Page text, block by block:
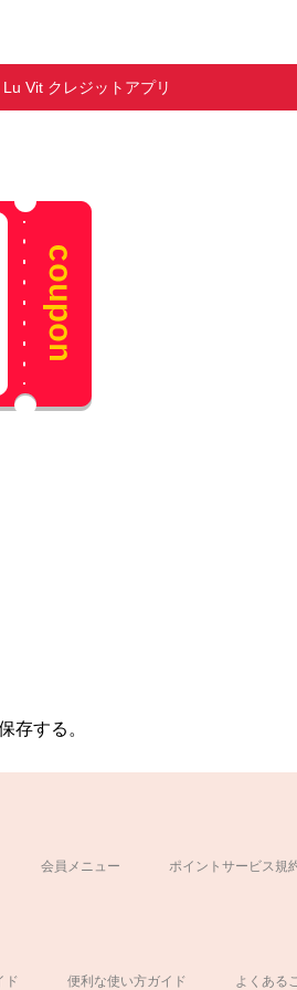
Lu Vit クレジットアプリ
存する。
会員メニュー
ポイントサービス規
ド 便利な使い方ガイド よくある